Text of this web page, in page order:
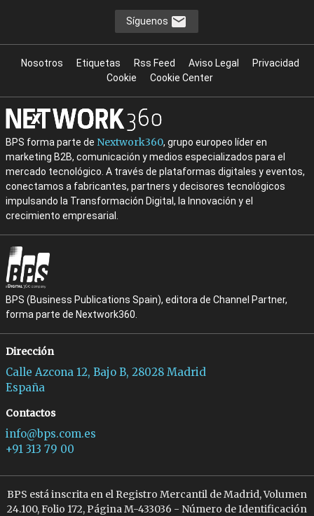
Síguenos
Nosotros Etiquetas Rss Feed Aviso Legal
Privacidad
Cookie
Cookie Center
BPS forma parte de Nextwork360, grupo europeo líder en
marketing B2B, comunicación y medios especializados para el
mercado tecnológico. A través de plataformas digitales y eventos,
conectamos a fabricantes, partners y decisores tecnológicos
impulsando la Transformación Digital, la Innovación y el
crecimiento empresarial.
BPS (Business Publications Spain), editora de Channel Partner,
forma parte de Nextwork360.
Dirección
Calle Azcona 12, Bajo B, 28028 Madrid
España
Contactos
info@bps.com.es
+91 313 79 00
BPS está inscrita en el Registro Mercantil de Madrid, Volumen
24.100, Folio 172, Página M-433036 - Número de Identificación